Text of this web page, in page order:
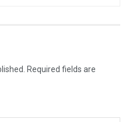
Required fields are